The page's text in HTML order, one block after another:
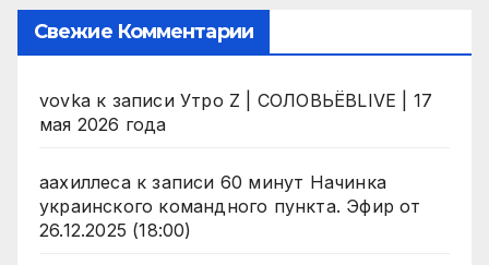
Свежие Комментарии
vovka к записи Утро Z | СОЛОВЬЁВLIVE | 17
мая 2026 года
аахиллесак записи 60 минут Начинка
украинского командного пункта. Эфир от
26.12.2025 (18:00)